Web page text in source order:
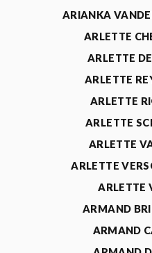
ARIANKA
ARLETTE
ARLETTE
ARLETTE
ARLETTE
ARLETTE
ARLETTE
ARLETTE
ARLETTE
ARMAND
ARMAND